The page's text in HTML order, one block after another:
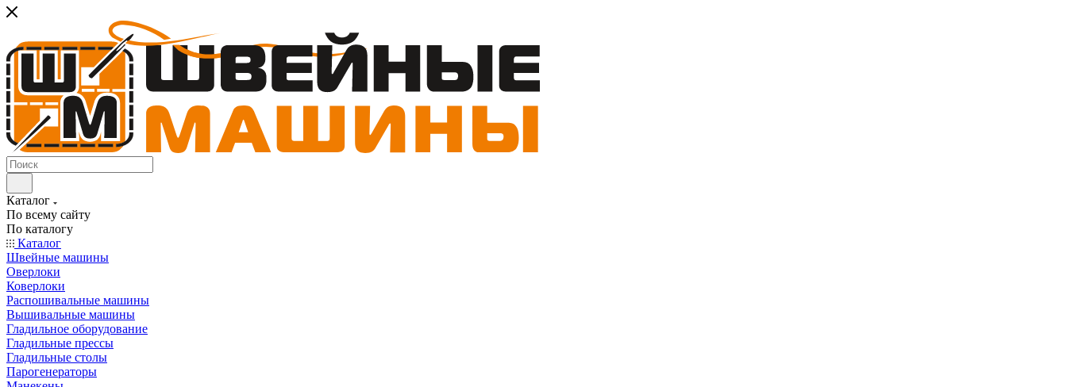
Каталог
По всему сайту
По каталогу
Каталог
Швейные машины
Оверлоки
Коверлоки
Распошивальные машины
Вышивальные машины
Гладильное оборудование
Гладильные прессы
Гладильные столы
Парогенераторы